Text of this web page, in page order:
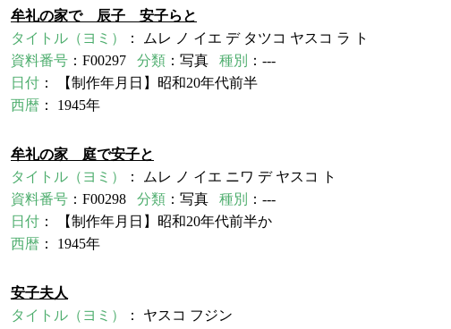
牟礼の家で 辰子 安子らと
タイトル（ヨミ）
： ムレ ノ イエ デ タツコ ヤスコ ラ ト
資料番号 ：F00297 分類 ：写真 種別
：---
日付 ： 【制作年月日】昭和20年代前半
西暦 ： 1945年
牟礼の家 庭で安子と
タイトル（ヨミ）
： ムレ ノ イエ ニワ デ ヤスコ ト
資料番号 ：F00298 分類 ：写真 種別
：---
日付 ： 【制作年月日】昭和20年代前半か
西暦 ： 1945年
安子夫人
タイトル（ヨミ）
： ヤスコ フジン